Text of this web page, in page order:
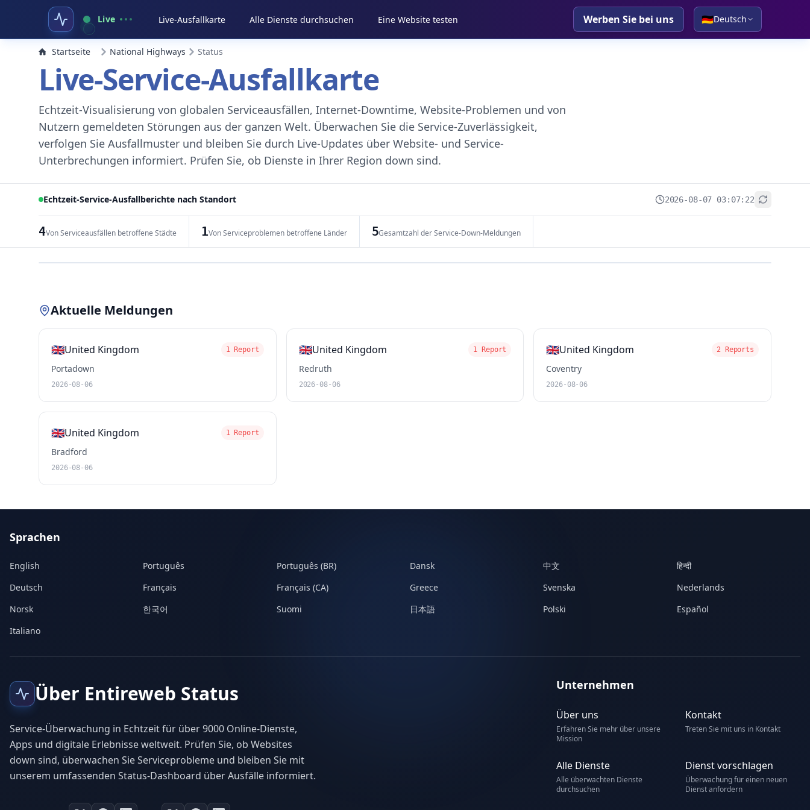
Live Live-Ausfallkarte Alle Dienste durchsuchen Eine Website testen Werben Sie bei uns 🇩🇪Deutsch
Startseite National Highways Status
Live-Service-Ausfallkarte
Echtzeit-Visualisierung von globalen Serviceausfällen, Internet-Downtime, Website-Problemen und von
Nutzern gemeldeten Störungen aus der ganzen Welt. Überwachen Sie die Service-Zuverlässigkeit,
verfolgen Sie Ausfallmuster und bleiben Sie durch Live-Updates über Website- und Service-
Unterbrechungen informiert. Prüfen Sie, ob Dienste in Ihrer Region down sind.
Echtzeit-Service-Ausfallberichte nach Standort 2026-08-07 03:07:22
4Von Serviceausfällen betroffene Städte 1Von Serviceproblemen betroffene Länder 5Gesamtzahl der Service-Down-Meldungen
Aktuelle Meldungen
🇬🇧United Kingdom 1 Report
Portadown
2026-08-06
🇬🇧United Kingdom 1 Report
Redruth
2026-08-06
🇬🇧United Kingdom 2 Reports
Coventry
2026-08-06
🇬🇧United Kingdom 1 Report
Bradford
2026-08-06
Sprachen
English Português Português (BR) Dansk 中文
हिन्दी
Deutsch
Français Français (CA) Greece Svenska
Nederlands
Norsk
한국어 Suomi 日本語 Polski
Español
Italiano
Über Entireweb Status
Service-Überwachung in Echtzeit für über 9000 Online-Dienste,
Apps und digitale Erlebnisse weltweit. Prüfen Sie, ob Websites
down sind, überwachen Sie Serviceprobleme und bleiben Sie mit
unserem umfassenden Status-Dashboard über Ausfälle informiert.
Unternehmen
Über uns
Erfahren Sie mehr über unsere
Mission
Kontakt
Treten Sie mit uns in Kontakt
Alle Dienste
Alle überwachten Dienste
durchsuchen
Dienst vorschlagen
Überwachung für einen neuen
Dienst anfordern